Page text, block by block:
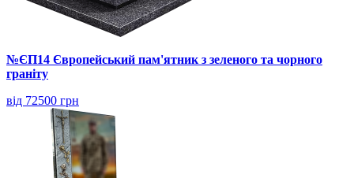
№ЄП14 Європейський пам'ятник з зеленого та чорного
граніту
від 72500 грн